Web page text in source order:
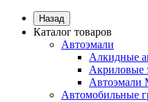
Назад
Каталог товаров
Автоэмали
Алкидные
Акриловые
Автоэмали
Автомобильные